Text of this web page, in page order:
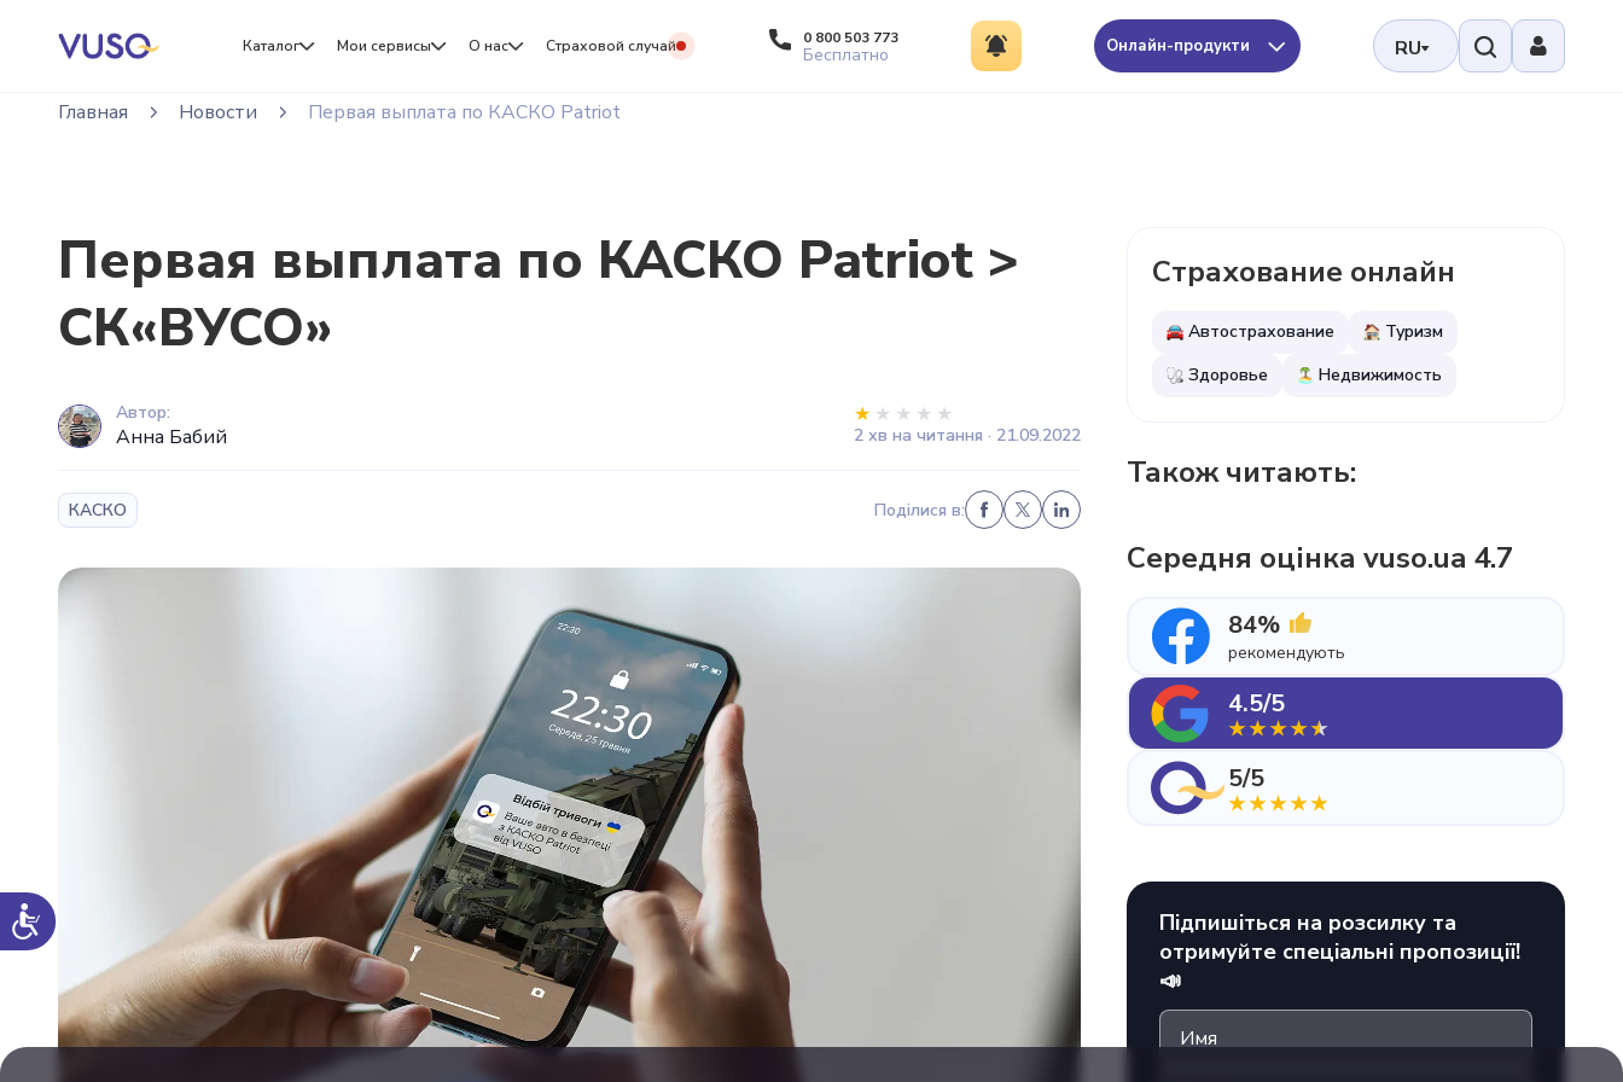
Каталог Мои сервисы О нас Страховой случай 0 800 503 773
Бесплатно Онлайн-продукти RU
Главная Новости Первая выплата по КАСКО Patriot
Первая выплата по КАСКО Patriot >
СК«ВУСО»
Автор:
Анна Бабий 2 хв на читання · 21.09.2022
КАСКО Поділися в:
Страхование онлайн
Автострахование
Туризм
Здоровье
Недвижимость
Також читають:
Середня оцінка vuso.ua 4.7
84%
рекомендують
4.5/5
5/5
Підпишіться на розсилку та
отримуйте спеціальні пропозиції!
📣